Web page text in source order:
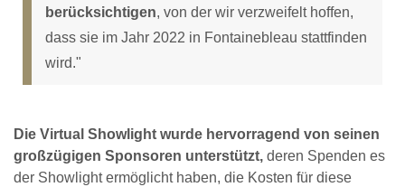
berücksichtigen, von der wir verzweifelt hoffen,
dass sie im Jahr 2022 in Fontainebleau stattfinden
wird."
Die Virtual Showlight wurde hervorragend von seinen
großzügigen Sponsoren unterstützt, deren Spenden es
der Showlight ermöglicht haben, die Kosten für diese